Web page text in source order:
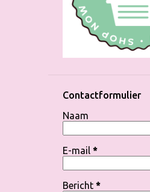
Contactformulier
Naam
E-mail *
Bericht *